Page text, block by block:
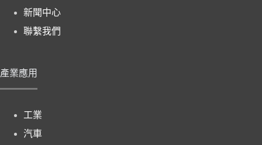
新聞中心
聯繫我們
產業應用
工業
汽車